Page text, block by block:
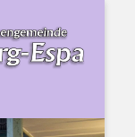
Ev.